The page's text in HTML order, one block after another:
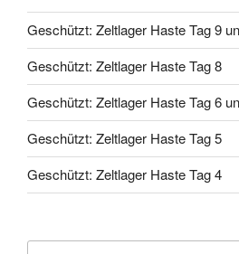
Geschützt: Zeltlager Haste Tag 9
Geschützt: Zeltlager Haste Tag 8
Geschützt: Zeltlager Haste Tag 6
Geschützt: Zeltlager Haste Tag 5
Geschützt: Zeltlager Haste Tag 4